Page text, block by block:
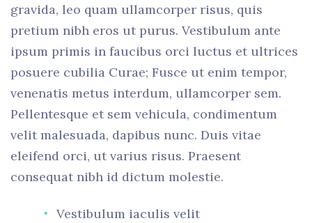
gravida, leo quam ullamcorper risus, quis
pretium nibh eros ut purus. Vestibulum ante
ipsum primis in faucibus orci luctus et ultrices
posuere cubilia Curae; Fusce ut enim tempor,
venenatis metus interdum, ullamcorper sem.
Pellentesque et sem vehicula, condimentum
velit malesuada, dapibus nunc. Duis vitae
eleifend orci, ut varius risus. Praesent
consequat nibh id dictum molestie.
Vestibulum iaculis velit